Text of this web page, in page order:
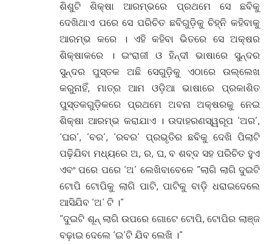
ଶିଶୁଟି ଶିକ୍ଷା ଆରମ୍ଭରେ ପ୍ରଥମେ ସେ ଛବିକୁ
ଦେଖିଥାଏ ପରେ ସେ ପରିଚିତ ଛବିଗୁଡ଼ିକୁ ଚିହ୍ନି କହିବାକୁ
ଆରମ୍ଭ କରେ । ଏହି କହିବା ଭିତରେ ସେ ଅକ୍ଷର
ଶିକ୍ଷାକରେ । ଇଂରାଜୀ ଓ ହିନ୍ଦୀ ଭାଷାରେ ସୁନ୍ଦର
ସୁନ୍ଦର ପୁସ୍ତକ ଅଛି ସେଗୁଡ଼ିକୁ ଏଠାରେ ଉଲ୍ଲେଖ
କରୁନାହିଁ, ମାତ୍ର ଆମ ଓଡ଼ିଆ ଭାଷାରେ ପ୍ରକାଶିତ
ପୁସ୍ତକଗୁଡ଼ିକରେ ପ୍ରଥମେ ଅବନା ଅକ୍ଷରକୁ ନେଇ
ଶିକ୍ଷା ଆରମ୍ଭ କରାଯାଏ । ଉଦାହରଣସ୍ୱରୂପ ‘ଅର’,
‘ଘର’, ‘ବର’, ‘ରବର’ ପ୍ରଭୃତିର ଛବିକୁ ଦେଖି ପିଲାଟି
ପଢ଼ିଯିବା ମଧ୍ୟରେ ଅ, ର, ଘ, ବ ଶବ୍ଦ ସହ ପରିଚିତ ହୁଏ
ଏବଂ ପରେ ପରେ ‘ଅ’ ଲେଖିବାବେଳେ “ଲାଗି ଲାଗି ଦୁଇଟି
ଟୋପି ଟୋପିକୁ ଲାଗି ପାଟି, ପାଟିକୁ ବାଡ଼ି ଧରାଇଦେଲେ
ଆସିଯିବ ‘ଅ’ ଟି ।”
“ଦୁଇଟି ଶୂନ୍ ଲାଗି ଉପରେ ଗୋଟେ ଟୋପି, ଟୋପିର ଲାଞ୍ଜ
ବଢ଼ାଇ ଦେଲେ ‘ଇ’ଟି ଯିବ ଲେଖି ।”